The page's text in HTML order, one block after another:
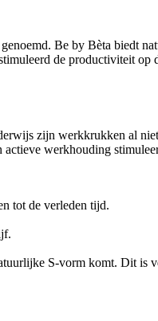
Be by Bèta biedt
de productiviteit op
zijn werkkrukken al
werkhouding
tot de verleden tijd.
S-vorm komt. Dit is